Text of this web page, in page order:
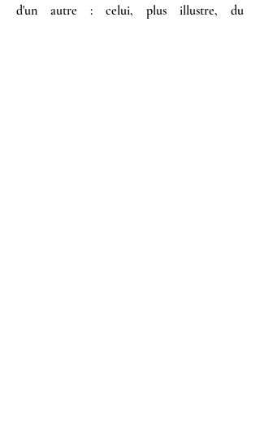
d'un autre : celui, plus illustre, du